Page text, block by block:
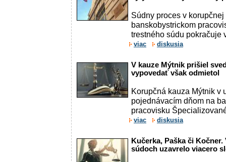
Súdny proces v
banskobystrickom
trestného súdu pokračuje
viac diskusia
V kauze Mýtnik prišiel
vypovedať však odmietol
Korupčná kauza Mýtnik v
pojednávacím dňom na
pracovisku
viac diskusia
Kučerka, Paška či
súdoch uzavrelo viacero